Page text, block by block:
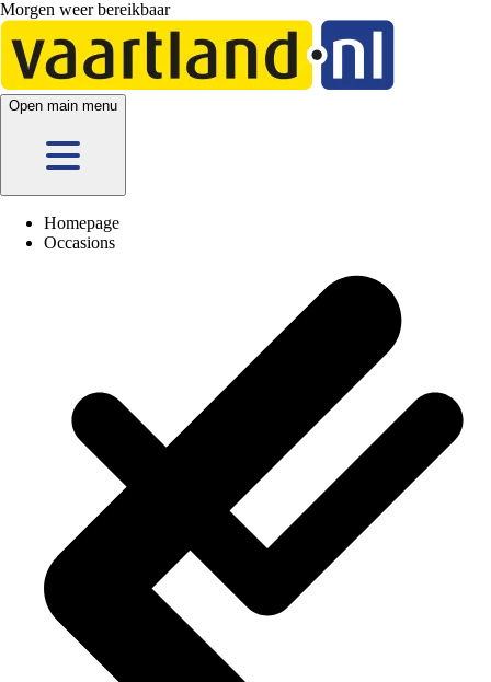
5 vestigingen
Morgen weer bereikbaar
Open main menu
Homepage
Occasions